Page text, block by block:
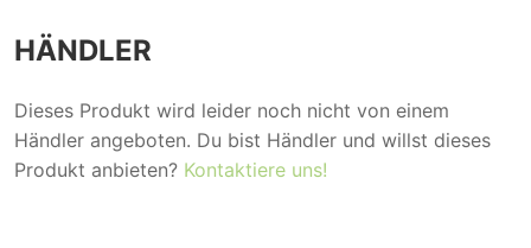
HÄNDLER
Dieses Produkt wird leider noch nicht von einem
Händler angeboten. Du bist Händler und willst dieses
Produkt anbieten? Kontaktiere uns!